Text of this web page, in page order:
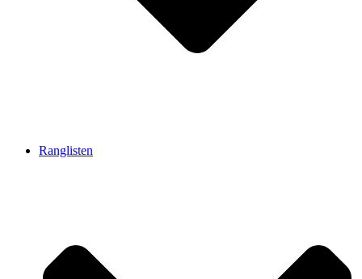
Ranglisten